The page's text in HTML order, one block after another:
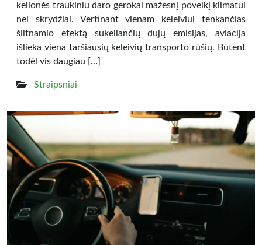
kelionės traukiniu daro gerokai mažesnį poveikį klimatui
nei skrydžiai. Vertinant vienam keleiviui tenkančias
šiltnamio efektą sukeliančių dujų emisijas, aviacija
išlieka viena taršiausių keleivių transporto rūšių. Būtent
todėl vis daugiau […]
Straipsniai